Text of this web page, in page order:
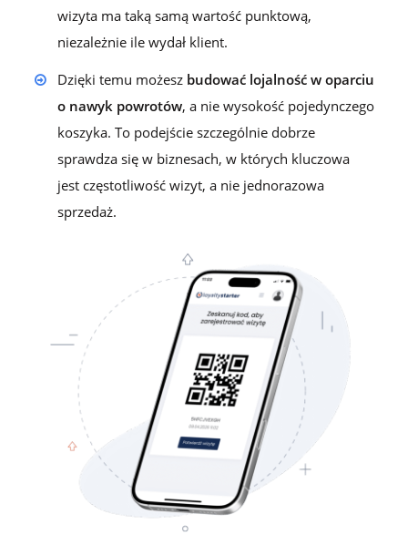
wizyta ma taką samą wartość punktową,
niezależnie ile wydał klient.
Dzięki temu możesz budować lojalność w oparciu
o nawyk powrotów, a nie wysokość pojedynczego
koszyka. To podejście szczególnie dobrze
sprawdza się w biznesach, w których kluczowa
jest częstotliwość wizyt, a nie jednorazowa
sprzedaż.